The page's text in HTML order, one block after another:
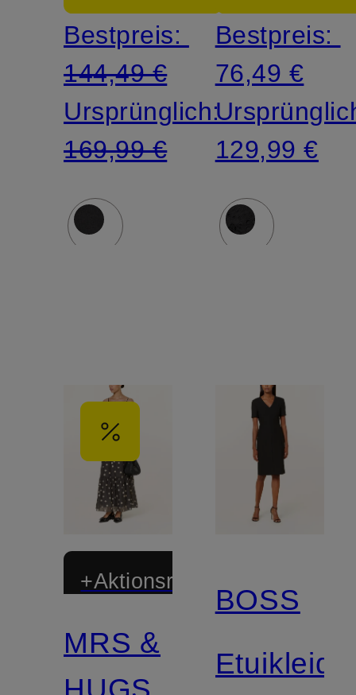
Bestpreis:
144,49 €
Ursprünglich:
169,99 €
Bestpreis:
76,49 €
129,99 €
+Aktionsrabatt
MRS &
BOSS
Etuikleid